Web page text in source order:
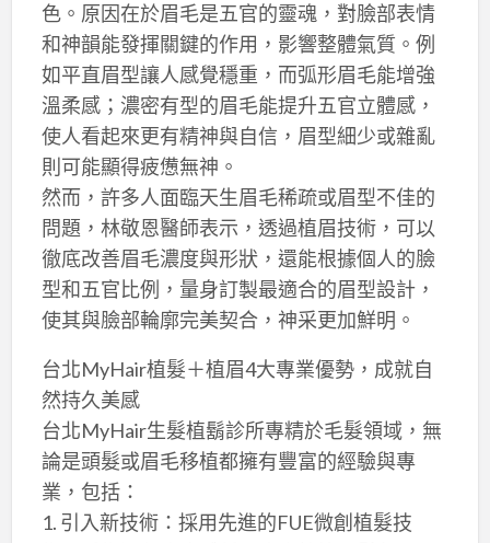
色。原因在於眉毛是五官的靈魂，對臉部表情
和神韻能發揮關鍵的作用，影響整體氣質。例
如平直眉型讓人感覺穩重，而弧形眉毛能增強
溫柔感；濃密有型的眉毛能提升五官立體感，
使人看起來更有精神與自信，眉型細少或雜亂
則可能顯得疲憊無神。
然而，許多人面臨天生眉毛稀疏或眉型不佳的
問題，林敬恩醫師表示，透過植眉技術，可以
徹底改善眉毛濃度與形狀，還能根據個人的臉
型和五官比例，量身訂製最適合的眉型設計，
使其與臉部輪廓完美契合，神采更加鮮明。
台北MyHair植髮＋植眉4大專業優勢，成就自
然持久美感
台北MyHair生髮植鬍診所專精於毛髮領域，無
論是頭髮或眉毛移植都擁有豐富的經驗與專
業，包括：
1. 引入新技術：採用先進的FUE微創植髮技